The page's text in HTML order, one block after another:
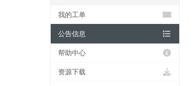
我的工单
公告信息
帮助中心
资源下载